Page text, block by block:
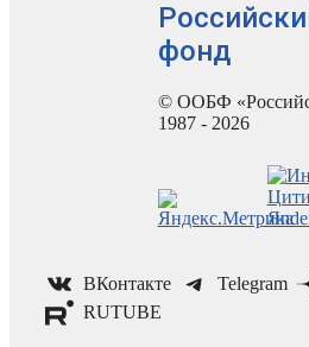
фонд
© ООБФ
1987 - 2026
ВКонтакте Telegram
RUTUBE